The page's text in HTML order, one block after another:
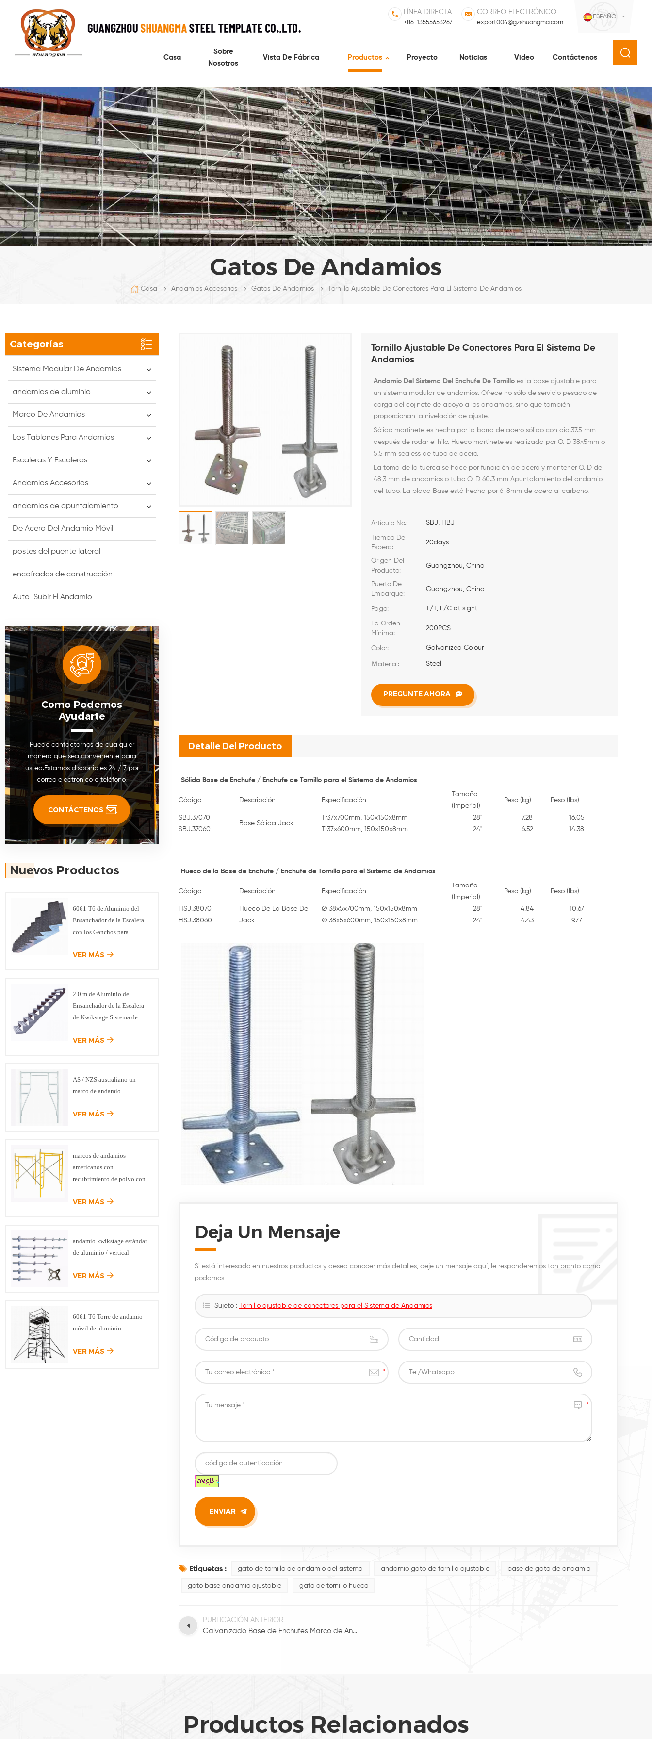
ESPAÑOL
LÍNEA DIRECTA
+86-13555653267
CORREO ELECTRÓNICO
export004@gzshuangma.com
Casa
Sobre
Nosotros
Vista De Fábrica Productos Proyecto Noticias Video Contáctenos
Gatos De Andamios
Casa Andamios Accesorios Gatos De Andamios Tornillo Ajustable De Conectores Para El Sistema De Andamios
Tornillo Ajustable De Conectores Para El Sistema De
Andamios
Andamio Del Sistema Del Enchufe De Tornillo es la base ajustable para
un sistema modular de andamios. Ofrece no sólo de servicio pesado de
carga del cojinete de apoyo a los andamios, sino que también
proporcionan la nivelación de ajuste.
Sólido martinete es hecha por la barra de acero sólido con dia.37.5 mm
después de rodar el hilo. Hueco martinete es realizada por O. D 38x5mm o
5.5 mm sealess de tubo de acero.
La toma de la tuerca se hace por fundición de acero y mantener O. D de
48,3 mm de andamios o tubo O. D 60.3 mm Apuntalamiento del andamio
del tubo. La placa Base está hecha por 6-8mm de acero al carbono.
Artículo No.: SBJ, HBJ
Tiempo De
Espera:
20days
Origen Del
Producto:
Guangzhou, China
Puerto De
Embarque:
Guangzhou, China
Pago: T/T, L/C at sight
La Orden
Mínima:
200PCS
Color: Galvanized Colour
Ｍaterial: Steel
PREGUNTE AHORA
Detalle Del Producto
Sólida Base de Enchufe / Enchufe de Tornillo para el Sistema de Andamios
Código Descripción Especificación
Tamaño
(Imperial)
Peso (kg) Peso (lbs)
SBJ.37070
Base Sólida Jack
Tr37x700mm, 150x150x8mm 28" 7.28
16.05
SBJ.37060
Tr37x600mm, 150x150x8mm 24" 6.52 14.38
Hueco de la Base de Enchufe / Enchufe de Tornillo para el Sistema de Andamios
Código Descripción Especificación
Tamaño
(Imperial)
Peso (kg) Peso (lbs)
HSJ.38070
Hueco De La Base De
Jack
Ø38x5x700mm, 150x150x8mm 28" 4.84
10.67
HSJ.38060
Ø38x5x600mm, 150x150x8mm 24" 4.43 9.77
Deja Un Mensaje
Si está interesado en nuestros productos y desea conocer más detalles, deje un mensaje aquí, le responderemos tan pronto como
podamos
Sujeto : Tornillo ajustable de conectores para el Sistema de Andamios
Etiquetas : gato de tornillo de andamio del sistema andamio gato de tornillo ajustable base de gato de andamio
gato base andamio ajustable gato de tornillo hueco
PUBLICACIÓN ANTERIOR
Galvanizado Base de Enchufes Marco de Andamios
Categorías
Sistema Modular De Andamios
andamios de aluminio
Marco De Andamios
Los Tablones Para Andamios
Escaleras Y Escaleras
Andamios Accesorios
andamios de apuntalamiento
De Acero Del Andamio Móvil
postes del puente lateral
encofrados de construcción
Auto-Subir El Andamio
Como Podemos
Ayudarte
Puede contactarnos de cualquier
manera que sea conveniente para
usted.Estamos disponibles 24 / 7 por
correo electrónico o teléfono.
CONTÁCTENOS
Nuevos Productos
6061-T6 de Aluminio del
Ensanchador de la Escalera
con los Ganchos para
Andamios
VER MÁS
2.0 m de Aluminio del
Ensanchador de la Escalera
de Kwikstage Sistema de
VER MÁS
AS / NZS australiano un
marco de andamio
VER MÁS
marcos de andamios
americanos con
recubrimiento de polvo con
VER MÁS
andamio kwikstage estándar
de aluminio / vertical
VER MÁS
6061-T6 Torre de andamio
móvil de aluminio
VER MÁS
Productos Relacionados